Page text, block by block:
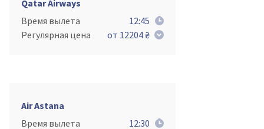
Qatar Airways
Время вылета
12:45
Регулярная цена
от 12204 ₴
Air Astana
Время вылета
12:30